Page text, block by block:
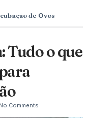
de Ovos
Tudo o que
No Comments